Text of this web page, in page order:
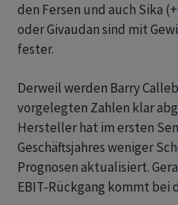
den Fersen und auch Sika
oder Givaudan sind mit
fester.
Derweil werden Barry
vorgelegten Zahlen klar
Hersteller hat im ersten
Geschäftsjahres weniger
Prognosen aktualisiert.
EBIT-Rückgang kommt bei